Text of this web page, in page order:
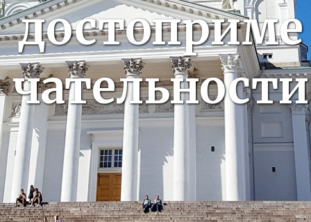
достоприме
чательности